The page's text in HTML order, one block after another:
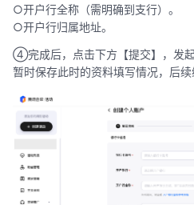
○开户行全称（需明确到支行）。
○开户行归属地址。
④完成后，点击下方【提交】，发起
暂时保存此时的资料填写情况，后续